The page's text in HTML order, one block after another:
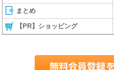
まとめ
【PR】ショッピング